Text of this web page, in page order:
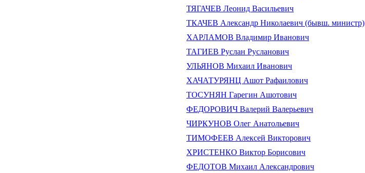
ТЯГАЧЕВ Леонид Васильевич
ТКАЧЕВ Александр Николаевич (бывш. министр)
ХАРЛАМОВ Владимир Иванович
ТАГИЕВ Руслан Русланович
УЛЬЯНОВ Михаил Иванович
ХАЧАТУРЯНЦ Ашот Рафаилович
ТОСУНЯН Гарегин Ашотович
ФЕДОРОВИЧ Валерий Валерьевич
ЧИРКУНОВ Олег Анатольевич
ТИМОФЕЕВ Алексей Викторович
ХРИСТЕНКО Виктор Борисович
ФЕДОТОВ Михаил Александрович